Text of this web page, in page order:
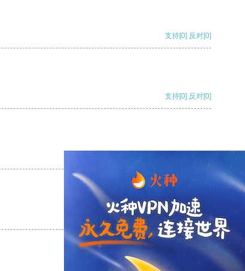
支持[0] 反对[0]
支持[0] 反对[0]
支持 [0] 反对 [0]